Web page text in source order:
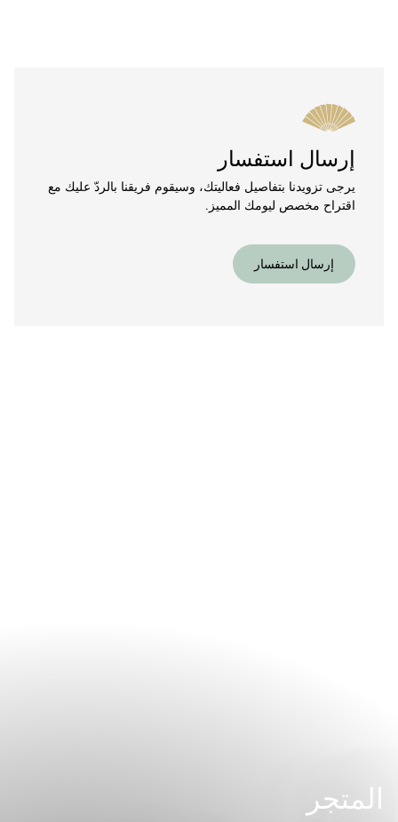
إرسال استفسار
يرجى تزويدنا بتفاصيل فعاليتك، وسيقوم فريقنا بالردّ عليك مع
اقتراح مخصص ليومك المميز.
إرسال استفسار
المتجر